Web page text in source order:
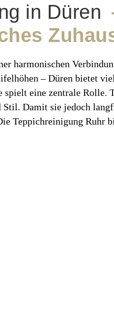
in Düren
harmonischen
– Düren bietet
eine zentrale Rolle.
Damit sie jedoch
Teppichreinigung Ruhr